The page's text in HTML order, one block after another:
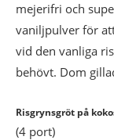
mejerifri och
vaniljpulver för
vid den vanliga
behövt. Dom
Risgrynsgröt på
(4 port)